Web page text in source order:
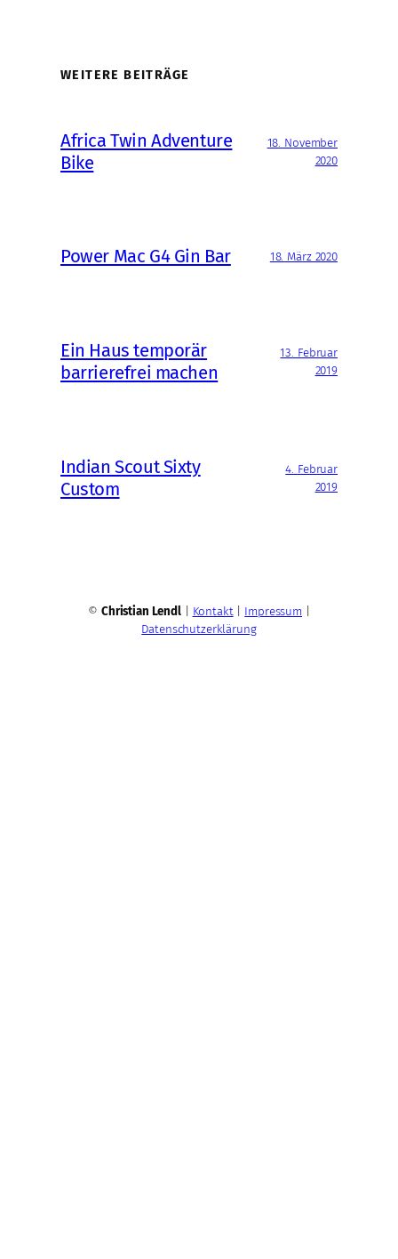
WEITERE BEITRÄGE
Africa Twin Adventure
Bike
18. November
2020
Power Mac G4 Gin Bar 18. März 2020
Ein Haus temporär
barrierefrei machen
13. Februar
2019
Indian Scout Sixty
Custom
4. Februar
2019
© Christian Lendl| Kontakt| Impressum
Datenschutzerklärung